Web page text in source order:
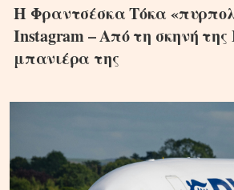
Η Φραντσέσκα Τόκα
Instagram – Από τη σκηνή της
μπανιέρα της